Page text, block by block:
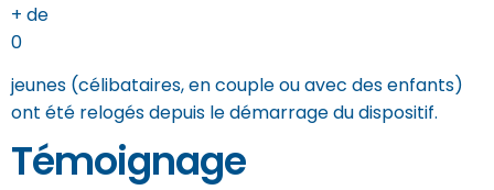
+ de
0
jeunes (célibataires, en couple ou avec des enfants)
ont été relogés depuis le démarrage du dispositif.
Témoignage